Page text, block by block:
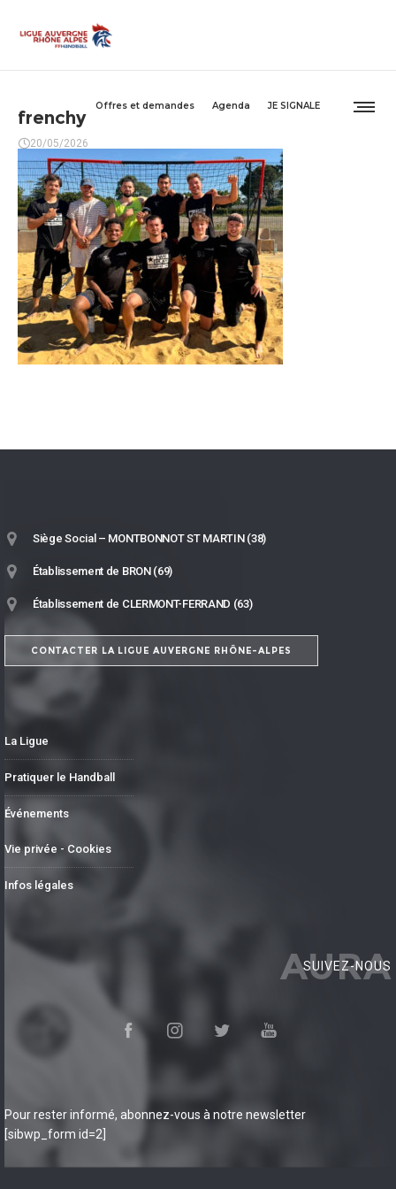
Offres et demandes Agenda JE SIGNALE
frenchy
20/05/2026
Siège Social – MONTBONNOT ST MARTIN (38)
Établissement de BRON (69)
Établissement de CLERMONT-FERRAND (63)
CONTACTER LA LIGUE AUVERGNE RHÔNE-ALPES
La Ligue
Pratiquer le Handball
Événements
Vie privée - Cookies
Infos légales
AURA
SUIVEZ-NOUS
Pour rester informé, abonnez-vous à notre newsletter
[sibwp_form id=2]